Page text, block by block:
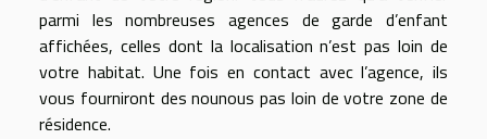
parmi les nombreuses agences de garde d’enfant
affichées, celles dont la localisation n’est pas loin de
votre habitat. Une fois en contact avec l’agence, ils
vous fourniront des nounous pas loin de votre zone de
résidence.